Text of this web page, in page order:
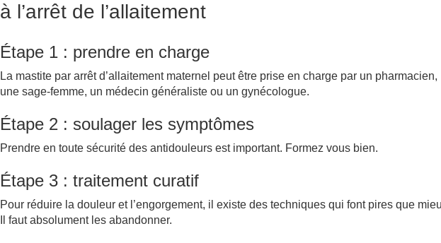
à l’arrêt de l’allaitement
Étape 1 : prendre en charge
La mastite par arrêt d’allaitement maternel peut être prise en charge par un pharmacien,
une sage-femme, un médecin généraliste ou un gynécologue.
Étape 2 : soulager les symptômes
Prendre en toute sécurité des antidouleurs est important. Formez vous bien.
Étape 3 : traitement curatif
Pour réduire la douleur et l’engorgement, il existe des techniques qui font pires que
Il faut absolument les abandonner.